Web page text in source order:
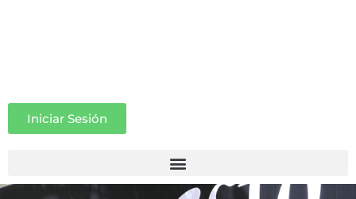
Iniciar Sesión